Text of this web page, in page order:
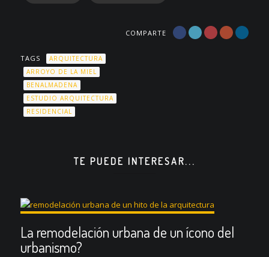
COMPARTE
TAGS
ARQUITECTURA
ARROYO DE LA MIEL
BENALMADENA
ESTUDIO ARQUITECTURA
RESIDENCIAL
TE PUEDE INTERESAR...
La remodelación urbana de un ícono del
urbanismo?